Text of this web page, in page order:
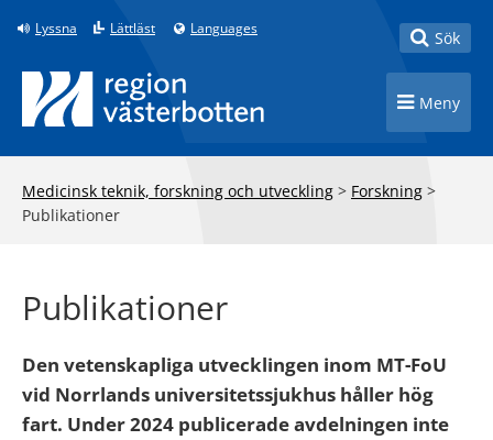
Till innehåll på sidan
Lyssna Lättläst Languages Toggle
Sök
Toggle
Meny
Medicinsk teknik, forskning och utveckling > Forskning >
Publikationer
Publikationer
Den vetenskapliga utvecklingen inom MT-FoU
vid Norrlands universitetssjukhus håller hög
fart. Under 2024 publicerade avdelningen inte